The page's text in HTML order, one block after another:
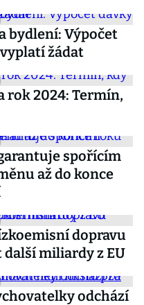
bydlení: Výpočet
žádat
rok 2024: Termín,
spořícím
až do konce
dopravu
miliardy z EU
odchází